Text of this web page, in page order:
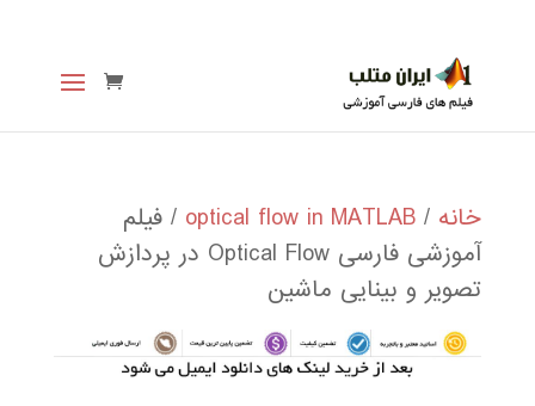
خانه /
optical flow in MATLAB / فیلم
آموزشی فارسی Optical Flow در پردازش
تصویر و بینایی ماشین